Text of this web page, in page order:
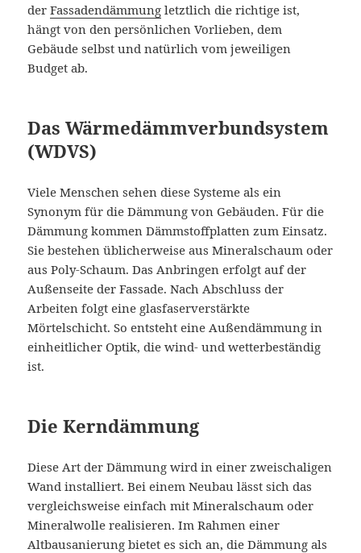
derFassadendämmung letztlich die richtige ist,
hängt von den persönlichen Vorlieben, dem
Gebäude selbst und natürlich vom jeweiligen
Budget ab.
Das Wärmedämmverbundsystem
(WDVS)
Viele Menschen sehen diese Systeme als ein
Synonym für die Dämmung von Gebäuden. Für die
Dämmung kommen Dämmstoffplatten zum Einsatz.
Sie bestehen üblicherweise aus Mineralschaum oder
aus Poly-Schaum. Das Anbringen erfolgt auf der
Außenseite der Fassade. Nach Abschluss der
Arbeiten folgt eine glasfaserverstärkte
Mörtelschicht. So entsteht eine Außendämmung in
einheitlicher Optik, die wind- und wetterbeständig
ist.
Die Kerndämmung
Diese Art der Dämmung wird in einer zweischaligen
Wand installiert. Bei einem Neubau lässt sich das
vergleichsweise einfach mit Mineralschaum oder
Mineralwolle realisieren. Im Rahmen einer
Altbausanierung bietet es sich an, die Dämmung als